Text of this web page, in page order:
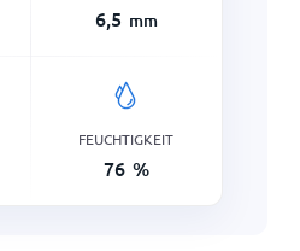
6,5 mm
FEUCHTIGKEIT
76 %